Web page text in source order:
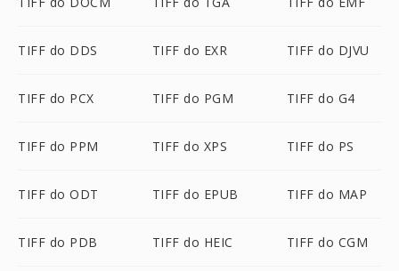
TIFF do DDS TIFF do EXR TIFF do DJVU
TIFF do PCX TIFF do PGM TIFF do G4
TIFF do PPM TIFF do XPS TIFF do PS
TIFF do ODT TIFF do EPUB TIFF do MAP
TIFF do PDB TIFF do HEIC TIFF do CGM